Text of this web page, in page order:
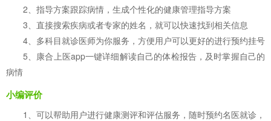
2、指导方案跟踪病情，生成个性化的健康管理指导方案
3、直接搜索疾病或者专家的姓名，就可以快速找到相关信息
4、多科目就诊医师为你服务，方便用户可以更好的进行预约挂号
5、康合上医app一键详细解读自己的体检报告，及时掌握自己的
病情
小编评价
1、可以帮助用户进行健康测评和评估服务，随时预约名医就诊，